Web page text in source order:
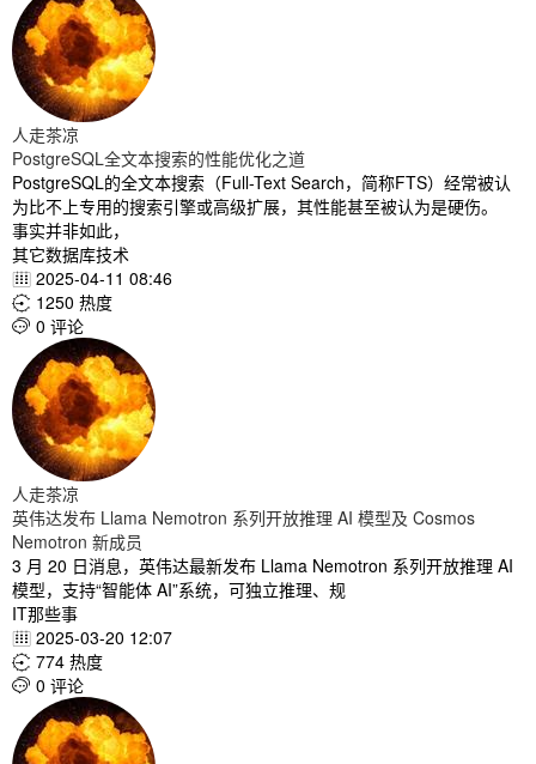
人走茶凉
PostgreSQL全文本搜索的性能优化之道
PostgreSQL的全文本搜索（Full-Text Search，简称FTS）经常被认
为比不上专用的搜索引擎或高级扩展，其性能甚至被认为是硬伤。
事实并非如此，
其它数据库技术
 2025-04-11 08:46
 1250 热度
 0 评论
人走茶凉
英伟达发布 Llama Nemotron 系列开放推理 AI 模型及 Cosmos
Nemotron 新成员
3 月 20 日消息，英伟达最新发布 Llama Nemotron 系列开放推理 AI
模型，支持“智能体 AI”系统，可独立推理、规
IT那些事
 2025-03-20 12:07
 774 热度
 0 评论